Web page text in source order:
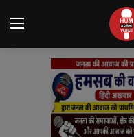
Login